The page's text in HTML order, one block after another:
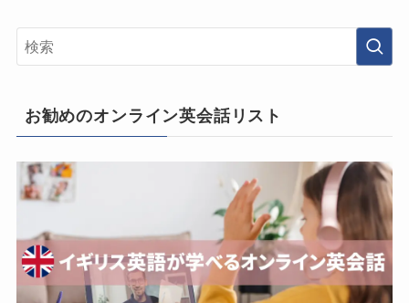
お勧めのオンライン英会話リスト